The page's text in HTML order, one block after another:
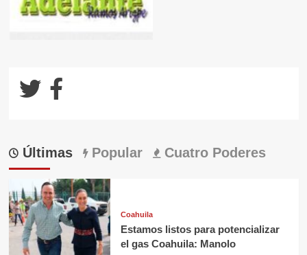
Últimas Popular Cuatro Poderes
Coahuila
Estamos listos para potencializar
el gas Coahuila: Manolo